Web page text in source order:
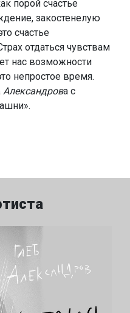
порой счастье
закостенелую
счастье
отдаться чувствам
нас возможности
непростое время.
Александрова с